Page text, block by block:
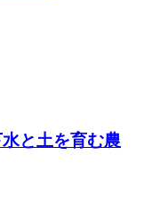
と土を育む農